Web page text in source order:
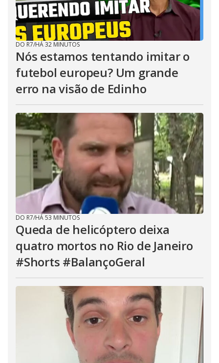
DO R7/HÁ 32 MINUTOS
Nós estamos tentando imitar o
futebol europeu? Um grande
erro na visão de Edinho
DO R7/HÁ 53 MINUTOS
Queda de helicóptero deixa
quatro mortos no Rio de Janeiro
#Shorts #BalançoGeral